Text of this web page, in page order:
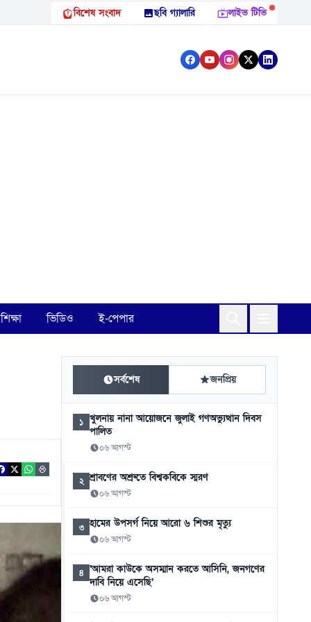
বিশেষ সংবাদ ছবি গ্যালারি লাইভ টিভি
শিক্ষা ভিডিও ই-পেপার
সর্বশেষ জনপ্রিয়
১ খুলনায় নানা আয়োজনে জুলাই গণঅভ্যুত্থান দিবস
পালিত
০৬ আগস্ট
২ শ্রাবণের অশ্রুতে বিশ্বকবিকে স্মরণ
০৬ আগস্ট
৩ হামের উপসর্গ নিয়ে আরো ৬ শিশুর মৃত্যু
০৬ আগস্ট
৪ ‘আমরা কাউকে অসম্মান করতে আসিনি, জনগণের
দাবি নিয়ে এসেছি’
০৬ আগস্ট